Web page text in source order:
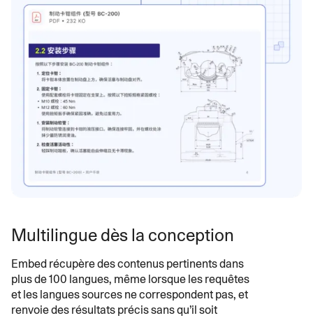
Multilingue dès la conception
Embed récupère des contenus pertinents dans
plus de 100 langues, même lorsque les requêtes
et les langues sources ne correspondent pas, et
renvoie des résultats précis sans qu’il soit